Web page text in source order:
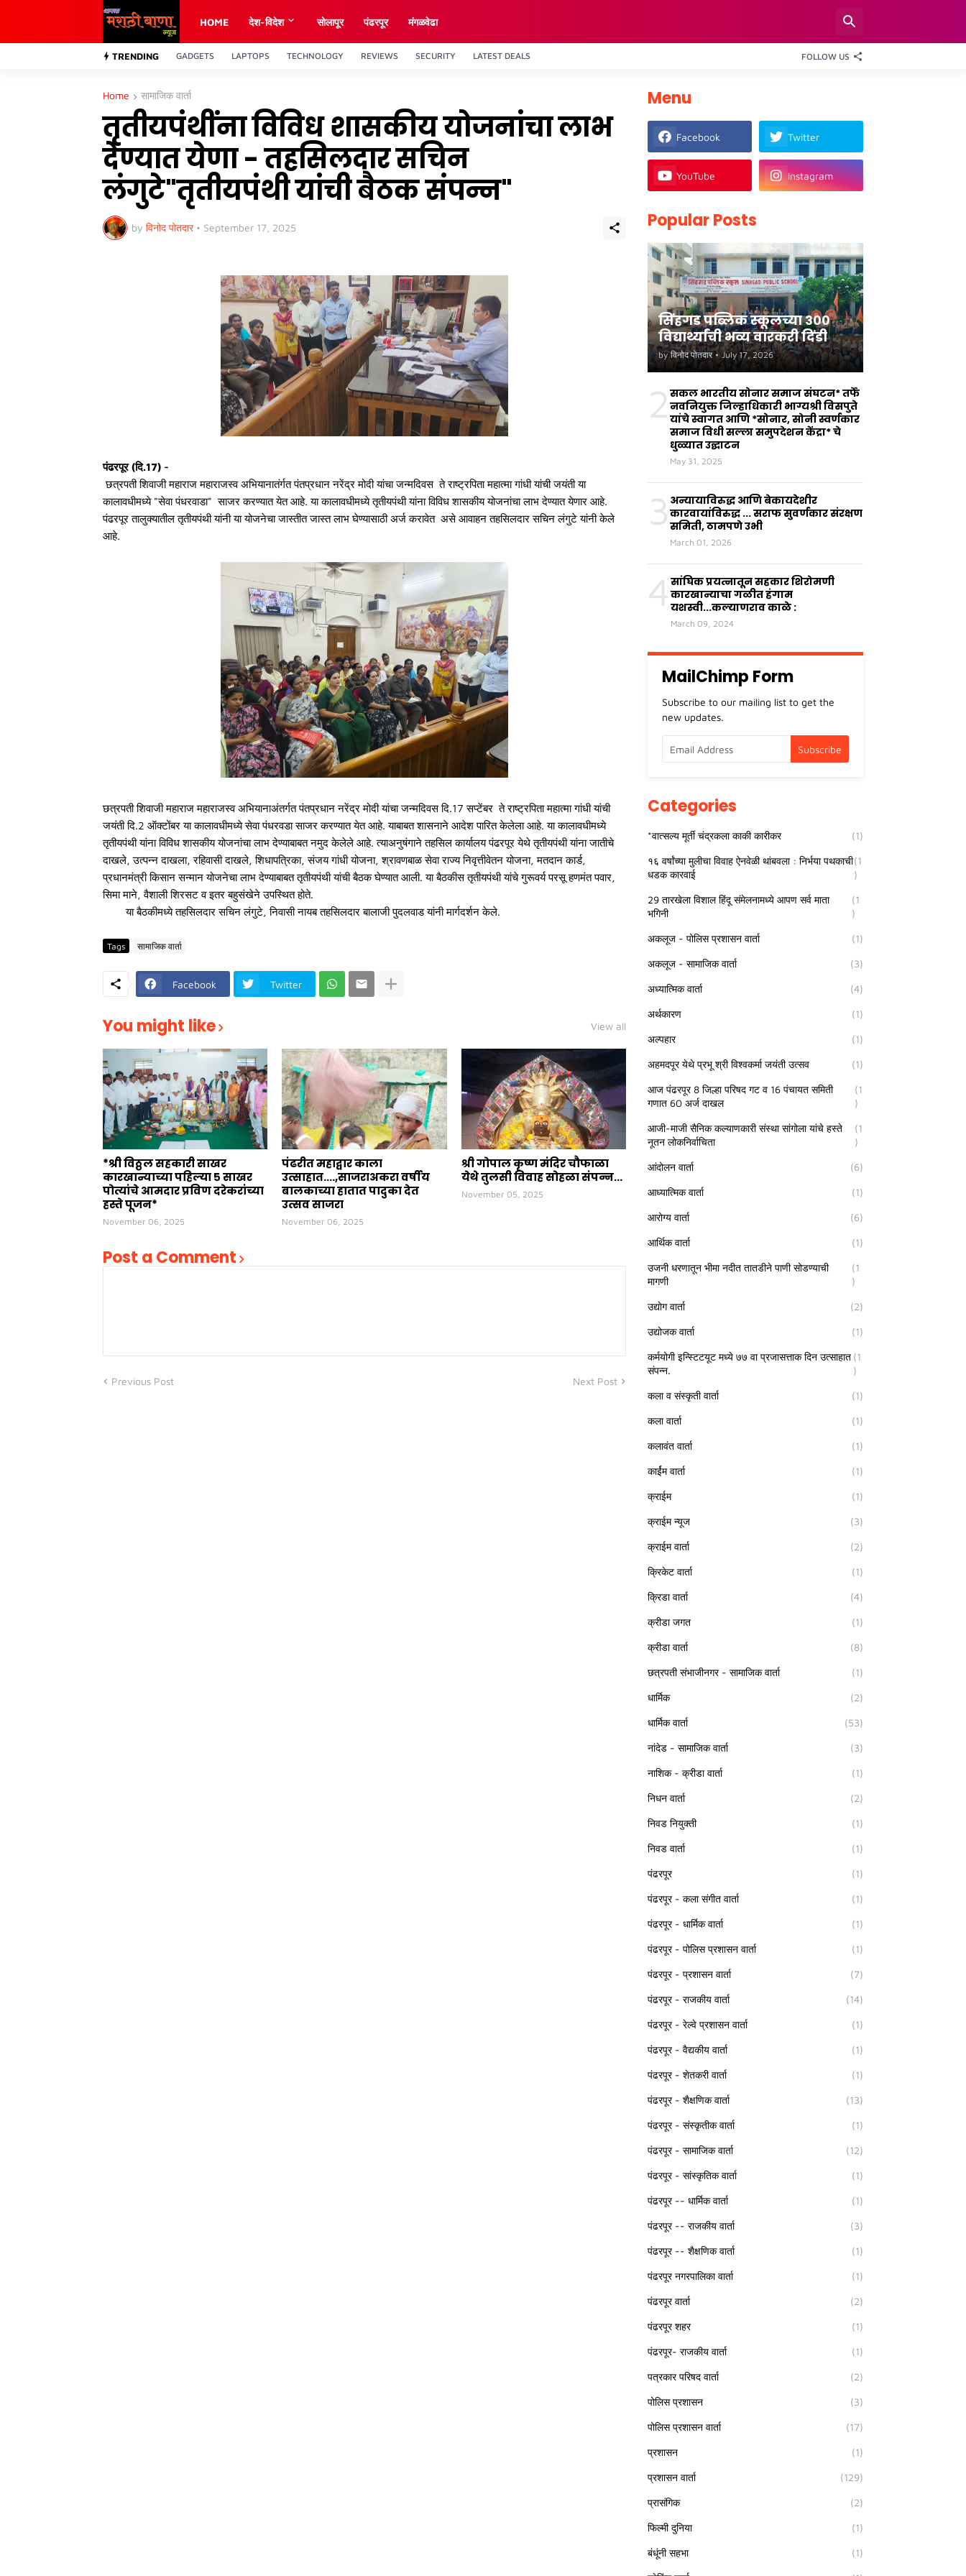
HOME देश-विदेश साेलापूर पंढरपूर मंगळवेढा
TRENDING GADGETS LAPTOPS TECHNOLOGY REVIEWS SECURITY LATEST DEALS FOLLOW US
Home सामाजिक वार्ता
तृतीयपंथींना विविध शासकीय योजनांचा लाभ
देण्यात येणा - तहसिलदार सचिन
लंगुटे"तृतीयपंथी यांची बैठक संपन्न"
by विनोद पोतदार • September 17, 2025
पंढरपूर (दि.17) -
छत्रपती शिवाजी महाराज महाराजस्व अभियानातंर्गत पंतप्रधान नरेंद्र मोदी यांचा जन्मदिवस ते राष्ट्रपिता महात्मा गांधी यांची जयंती या
कालावधीमध्ये "सेवा पंधरवाडा" साजर करण्यात येत आहे. या कालावधीमध्ये तृतीयपंथी यांना विविध शासकीय योजनांचा लाभ देण्यात येणार आहे.
पंढरपूर तालुक्यातील तृतीयपंथी यांनी या योजनेचा जास्तीत जास्त लाभ घेण्यासाठी अर्ज करावेत असे आवाहन तहसिलदार सचिन लंगुटे यांनी केले
आहे.
छत्रपती शिवाजी महाराज महाराजस्व अभियानाअंतर्गत पंतप्रधान नरेंद्र मोदी यांचा जन्मदिवस दि.17 सप्टेंबर ते राष्ट्रपिता महात्मा गांधी यांची
जयंती दि.2 ऑक्टोंबर या कालावधीमध्ये सेवा पंधरवडा साजर करण्यात येत आहे. याबाबत शासनाने आदेश पारित केलेला आहे. या कालावधीमध्ये
तृतीयपंथी यांना विविध शासकीय योजनांचा लाभ देण्याबाबत नमुद केलेले आहे. त्याअनुषंगाने तहसिल कार्यालय पंढरपूर येथे तृतीयपंथी यांना जातीचे
दाखले, उत्पन्न दाखला, रहिवासी दाखले, शिधापत्रिका, संजय गांधी योजना, श्रावणबाळ सेवा राज्य निवृत्तीवेतन योजना, मतदान कार्ड,
प्रधानमंत्री किसान सन्मान योजनेचा लाभ देण्याबाबत तृतीयपंथी यांची बैठक घेण्यात आली. या बैठकीस तृतीयपंथी यांचे गुरूवर्य परसू हणमंत पवार,
सिमा माने, वैशाली शिरसट व इतर बहुसंखेने उपस्थित होते.
या बैठकीमध्ये तहसिलदार सचिन लंगुटे, निवासी नायब तहसिलदार बालाजी पुदलवाड यांनी मार्गदर्शन केले.
Tags सामाजिक वार्ता
Facebook Twitter
You might like View all
*श्री विठ्ठल सहकारी साखर
कारखान्याच्या पहिल्या ५ साखर
पोत्यांचे आमदार प्रविण दरेकरांच्या
हस्ते पूजन*
November 06, 2025
पंढरीत महाद्वार काला
उत्साहात....,साजराअकरा वर्षीय
बालकाच्या हातात पादुका देत
उत्सव साजरा
November 06, 2025
श्री गोपाल कृष्ण मंदिर चौफाळा
येथे तुलसी विवाह सोहळा संपन्न...
November 05, 2025
Post a Comment
Previous Post Next Post
Menu
Facebook Twitter
YouTube Instagram
Popular Posts
सिंहगड पब्लिक स्कूलच्या ३००
विद्यार्थ्यांची भव्य वारकरी दिंडी
by विनोद पोतदार • July 17, 2026
2 सकल भारतीय सोनार समाज संघटन* तर्फे
नवनियुक्त जिल्हाधिकारी भाग्यश्री विसपुते
यांचे स्वागत आणि *सोनार, सोनी स्वर्णकार
समाज विधी सल्ला समुपदेशन केंद्रा* चे
धुळ्यात उद्घाटन
May 31, 2025
3 अन्यायाविरुद्ध आणि बेकायदेशीर
कारवायांविरुद्ध ... सराफ सुवर्णकार संरक्षण
समिती, ठामपणे उभी
March 01, 2026
4 सांघिक प्रयत्नातून सहकार शिरोमणी
कारखान्याचा गळीत हंगाम
यशस्वी...कल्याणराव काळे :
March 09, 2024
MailChimp Form
Subscribe to our mailing list to get the
new updates.
Categories
*वात्सल्य मूर्ती चंद्रकला काकी कारीकर (1)
१६ वर्षांच्या मुलीचा विवाह ऐनवेळी थांबवला : निर्भया पथकाची
धडक कारवाई
(1
)
29 तारखेला विशाल हिंदू संमेलनामध्ये आपण सर्व माता
भगिनी
(1
)
अकलूज - पोलिस प्रशासन वार्ता (1)
अकलूज - सामाजिक वार्ता (3)
अध्यात्मिक वार्ता (4)
अर्थकारण (1)
अल्पहार (1)
अहमदपूर येथे प्रभू श्री विश्वकर्मा जयंती उत्सव (1)
आज पंढरपूर 8 जिल्हा परिषद गट व 16 पंचायत समिती
गणात 60 अर्ज दाखल
(1
)
आजी-माजी सैनिक कल्याणकारी संस्था सांगोला यांचे हस्ते
नूतन लोकनिर्वाचिता
(1
)
आंदोलन वार्ता (6)
आध्यात्मिक वार्ता (1)
आरोग्य वार्ता (6)
आर्थिक वार्ता (1)
उजनी धरणातून भीमा नदीत तातडीने पाणी सोडण्याची
मागणी
(1
)
उद्योग वार्ता (2)
उद्योजक वार्ता (1)
कर्मयोगी इन्स्टिटयूट मध्ये ७७ वा प्रजासत्ताक दिन उत्साहात
संपन्न.
(1
)
कला व संस्कृती वार्ता (1)
कला वार्ता (1)
कलावंत वार्ता (1)
कार्ईम वार्ता (1)
क्राईम (1)
क्राईम न्यूज (3)
क्राईम वार्ता (2)
क्रिकेट वार्ता (1)
क्रिडा वार्ता (4)
क्रीडा जगत (1)
क्रीडा वार्ता (8)
छत्रपती संभाजीनगर - सामाजिक वार्ता (1)
धार्मिक (2)
धार्मिक वार्ता (53)
नांदेड - सामाजिक वार्ता (3)
नाशिक - क्रीडा वार्ता (1)
निधन वार्ता (2)
निवड नियुक्ती (1)
निवड वार्ता (1)
पंढरपूर (1)
पंढरपूर - कला संगीत वार्ता (1)
पंढरपूर - धार्मिक वार्ता (1)
पंढरपूर - पोलिस प्रशासन वार्ता (1)
पंढरपूर - प्रशासन वार्ता (7)
पंढरपूर - राजकीय वार्ता (14)
पंढरपूर - रेल्वे प्रशासन वार्ता (1)
पंढरपूर - वैद्यकीय वार्ता (1)
पंढरपूर - शेतकरी वार्ता (1)
पंढरपूर - शैक्षणिक वार्ता (13)
पंढरपूर - संस्कृतीक वार्ता (1)
पंढरपूर - सामाजिक वार्ता (12)
पंढरपूर - सांस्कृतिक वार्ता (1)
पंढरपूर -- धार्मिक वार्ता (1)
पंढरपूर -- राजकीय वार्ता (3)
पंढरपूर -- शैक्षणिक वार्ता (1)
पंढरपूर नगरपालिका वार्ता (1)
पंढरपूर वार्ता (2)
पंढरपूर शहर (1)
पंढरपूर- राजकीय वार्ता (1)
पत्रकार परिषद वार्ता (2)
पोलिस प्रशासन (3)
पोलिस प्रशासन वार्ता (17)
प्रशासन (1)
प्रशासन वार्ता (129)
प्रासंगिक (2)
फिल्मी दुनिया (1)
बंधूंनी सहभा (1)